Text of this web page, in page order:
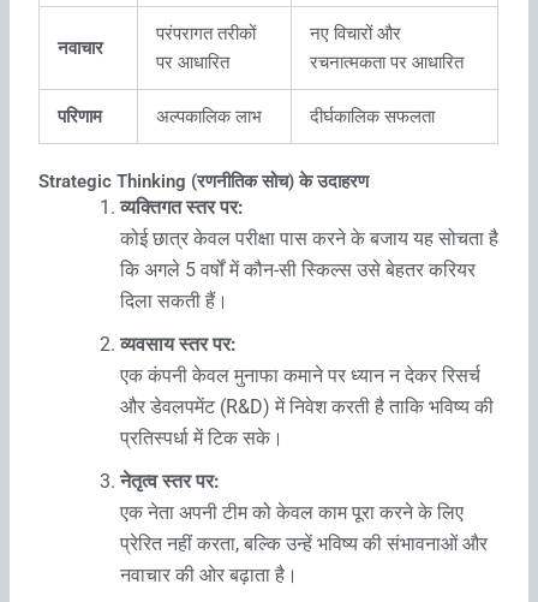
नवाचार
परंपरागत तरीकों
पर आधारित
नए विचारों और
रचनात्मकता पर आधारित
परिणाम अल्पकालिक लाभ दीर्घकालिक सफलता
Strategic Thinking (रणनीतिक सोच) के उदाहरण
व्यक्तिगत स्तर पर:
कोई छात्र केवल परीक्षा पास करने के बजाय यह सोचता है
कि अगले 5 वर्षों में कौन-सी स्किल्स उसे बेहतर करियर
दिला सकती हैं।
व्यवसाय स्तर पर:
एक कंपनी केवल मुनाफा कमाने पर ध्यान न देकर रिसर्च
और डेवलपमेंट (R&D) में निवेश करती है ताकि भविष्य की
प्रतिस्पर्धा में टिक सके।
नेतृत्व स्तर पर:
एक नेता अपनी टीम को केवल काम पूरा करने के लिए
प्रेरित नहीं करता, बल्कि उन्हें भविष्य की संभावनाओं और
नवाचार की ओर बढ़ाता है।